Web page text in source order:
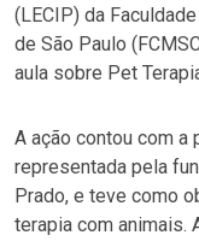
(LECIP) da
de São Paulo
aula sobre Pet
A ação contou com a
representada pela
Prado, e teve como
terapia com animais.